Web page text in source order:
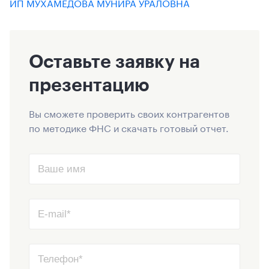
Оставьте заявку на
презентацию
Вы сможете проверить своих контрагентов
по методике ФНС и скачать готовый отчет.